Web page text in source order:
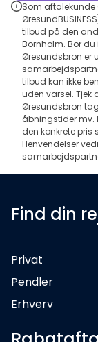
Som aftalekunde
tilbud på den
Bornholm. Bor du
Øresundsbron er
tilbud kan ikke
uden varsel. Tjek
Øresundsbron
åbningstider mv.
den konkrete pris
Henvendelser
Find din
Privat
Pendler
Erhverv